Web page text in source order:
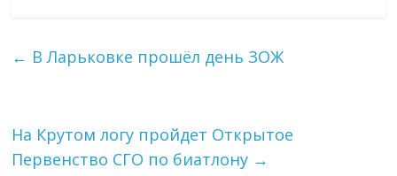
← В Ларьковке прошёл день ЗОЖ
На Крутом логу пройдет Открытое
Первенство СГО по биатлону →